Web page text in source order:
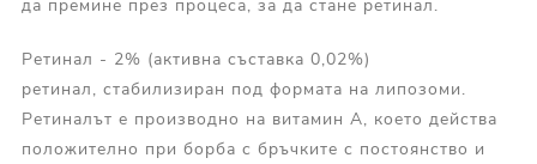
да премине през процеса, за да стане ретинал.
Ретинал - 2% (активна съставка 0,02%)
ретинал, стабилизиран под формата на липозоми.
Ретиналът е производно на витамин А, което действа
положително при борба с бръчките с постоянство и